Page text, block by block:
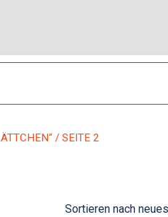
/ SEITE 2